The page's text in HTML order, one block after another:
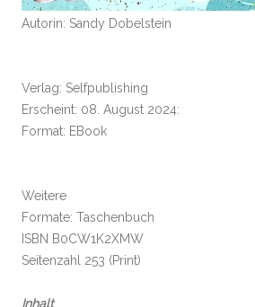
Autorin: Sandy Dobelstein
Verlag: Selfpublishing
Erscheint: 08. August 2024:
Format: EBook
Weitere
Formate: Taschenbuch
ISBN B0CW1K2XMW
Seitenzahl 253 (Print)
Inhalt